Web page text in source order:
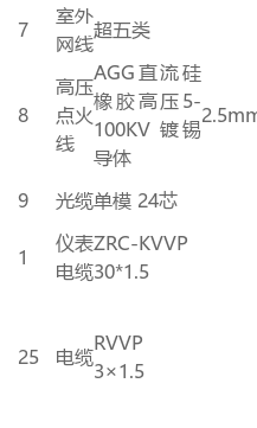
7
室外
网线
超五类
8
高压
点火
线
AGG直流硅
橡胶高压5-
100KV 镀锡
导体
9 光缆单模 24芯
1
仪表
电缆
ZRC-KVVP
30*1.5
25 电缆
RVVP
3×1.5